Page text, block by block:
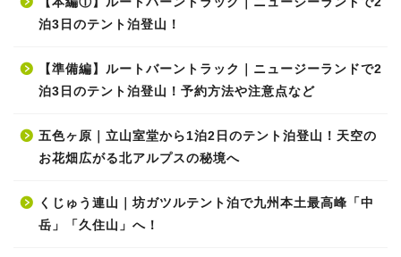
泊3日のテント泊登山！
【準備編】ルートバーントラック｜ニュージーランドで2
泊3日のテント泊登山！予約方法や注意点など
五色ヶ原｜立山室堂から1泊2日のテント泊登山！天空の
お花畑広がる北アルプスの秘境へ
くじゅう連山｜坊ガツルテント泊で九州本土最高峰「中
岳」「久住山」へ！